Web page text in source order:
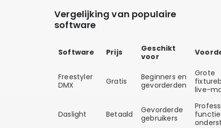
Vergelijking van populaire
software
Software Prijs
Geschikt
voor
Freestyler
DMX
Gratis
Beginners en
gevorderden
Grote
live-
Daslight Betaald
Gevorderde
gebruikers